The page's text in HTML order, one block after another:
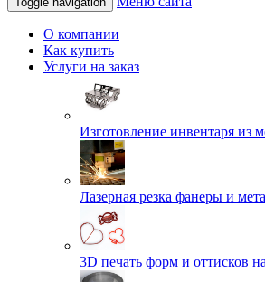
О компании
Как купить
Услуги на заказ
Изготовление инвентаря из
Лазерная резка фанеры и
3D печать форм и оттисков